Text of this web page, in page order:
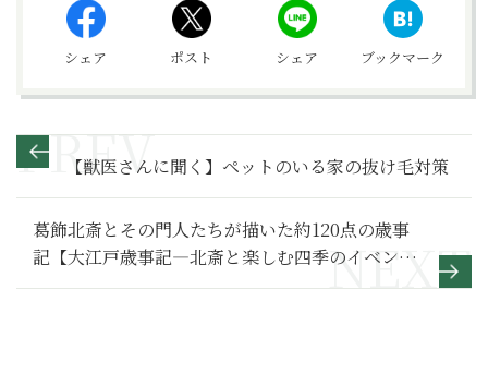
シェア ポスト シェア ブックマーク
【獣医さんに聞く】ペットのいる家の抜け毛対策
葛飾北斎とその門人たちが描いた約120点の歳事
記【大江戸歳事記―北斎と楽しむ四季のイベント
―】